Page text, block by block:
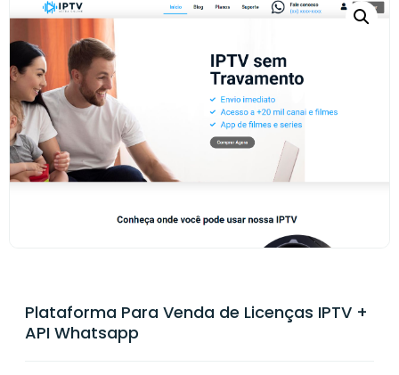
Plataforma Para Venda de Licenças IPTV +
API Whatsapp